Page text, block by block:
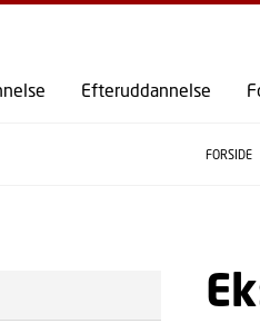
Efteruddannelse
FORSIDE